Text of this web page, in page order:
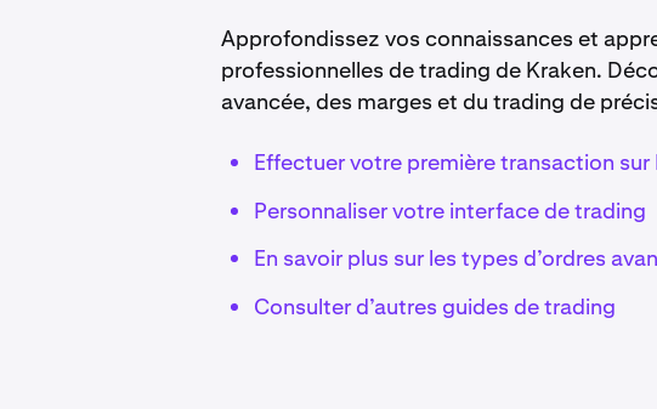
Approfondissez vos connaissances et
professionnelles de trading de Kraken.
avancée, des marges et du trading de
Effectuer votre première transaction sur
Personnaliser votre interface de trading
En savoir plus sur les types d’ordres
Consulter d’autres guides de trading